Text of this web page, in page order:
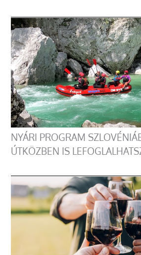
NYÁRI PROGRAM
ÚTKÖZBEN IS